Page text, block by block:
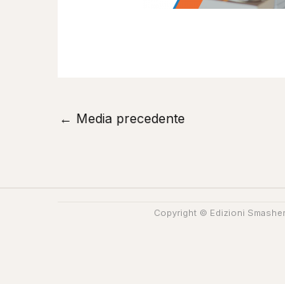
← Media precedente
Copyright © Edizioni Smasher